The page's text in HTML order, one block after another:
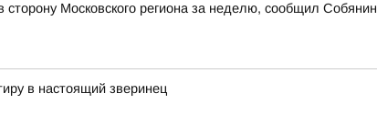
Московского региона за неделю, сообщил Собянин
в настоящий зверинец